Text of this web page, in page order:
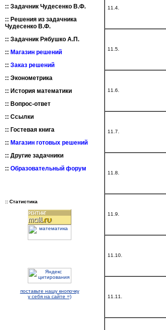
11.4.
11.5.
11.6.
11.7.
11.8.
11.9.
11.10.
11.11.
:: Задачник Чудесенко В.Ф.
:: Решения из задачника
Чудесенко В.Ф.
:: Задачник Рябушко А.П.
:: Магазин решений
:: Заказ решений
:: Эконометрика
:: История математики
:: Вопрос-ответ
:: Ссылки
:: Гостевая книга
:: Магазин готовых решений
:: Другие задачники
:: Образовательный форум
:: Статистика
поставьте нашу кнопочку
у себя на сайте =)